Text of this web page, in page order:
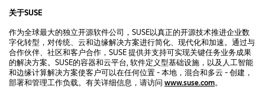
关于SUSE
作为全球最大的独立开源软件公司，SUSE以真正的开源技术推进企业数
字化转型，对传统、云和边缘解决方案进行简化、现代化和加速。通过与
合作伙伴、社区和客户合作，SUSE 提供并支持可实现关键任务业务成果
的解决方案。SUSE的容器和云平台, 软件定义型基础设施，以及人工智能
和边缘计算解决方案使客户可以在任何位置 - 本地，混合和多云 - 创建，
部署和管理工作负载。有关详细信息，请访问 www.suse.com。